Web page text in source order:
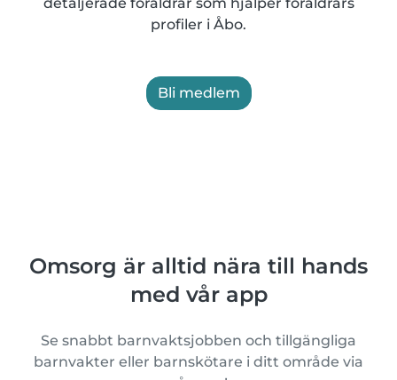
detaljerade föräldrar som hjälper föräldrars
profiler i Åbo.
Bli medlem
Omsorg är alltid nära till hands
med vår app
Se snabbt barnvaktsjobben och tillgängliga
barnvakter eller barnskötare i ditt område via